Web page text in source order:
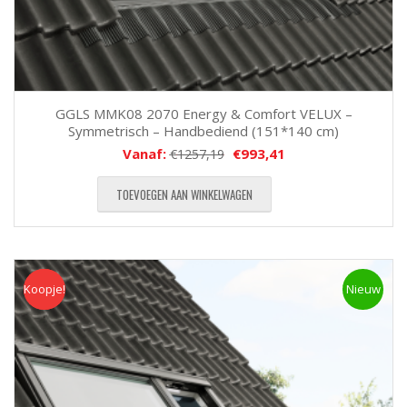
GGLS MMK08 2070 Energy & Comfort VELUX –
Symmetrisch – Handbediend (151*140 cm)
Vanaf:€1257,19 €993,41
TOEVOEGEN AAN WINKELWAGEN
Koopje Nieuw
Koopje!